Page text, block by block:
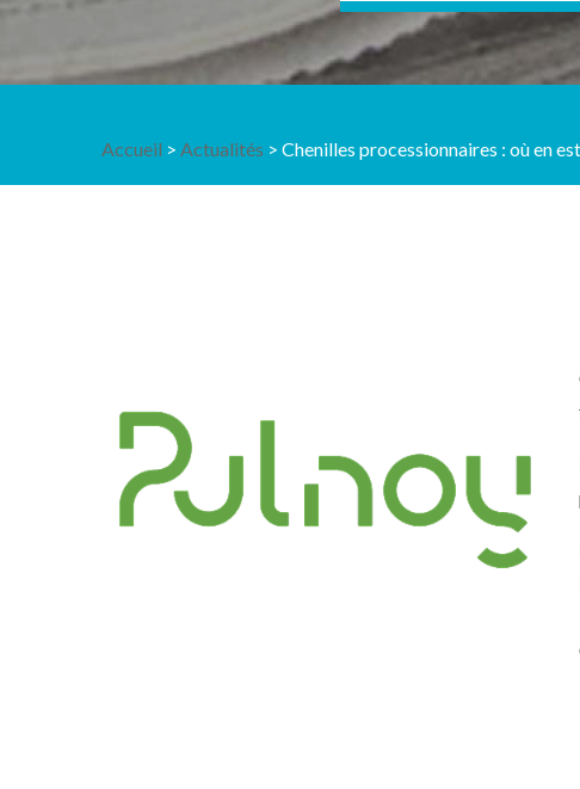
Accueil > Actualités > Chenilles processionnaires : où en